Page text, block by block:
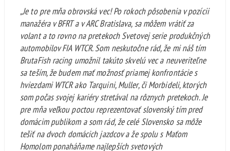
„Je to pre mňa obrovská vec! Po rokoch pôsobenia v pozícii
manažéra v BFRT a v ARC Bratislava, sa môžem vrátiť za
volant a to rovno na pretekoch Svetovej serie produkčných
automobilov FIA WTCR. Som neskutočne rád, že mi náš tím
BrutaFish racing umožnil takúto skvelú vec a neuveriteľne
sa teším, že budem mať možnosť priamej konfrontácie s
hviezdami WTCR ako Tarquini, Muller, či Morbideli, ktorých
som počas svojej kariéry stretával na rôznych pretekoch. Je
pre mňa veľkou poctou reprezentovať slovenský tím pred
domácim publikom a som rád, že celé Slovensko sa môže
tešiť na dvoch domácich jazdcov a že spolu s Maťom
Homolom ponaháňame najlepších svetových